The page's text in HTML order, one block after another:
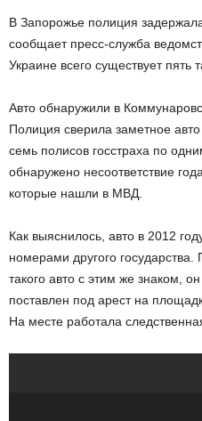
В Запорожье полиция
сообщает пресс-служба
Украине всего существует пять
Авто обнаружили в
Полиция сверила заметное
семь полисов госстраха по
обнаружено несоответствие
которые нашли в МВД.
Как выяснилось, авто в 2012
номерами другого
такого авто с этим же знаком,
поставлен под арест на
На месте работала